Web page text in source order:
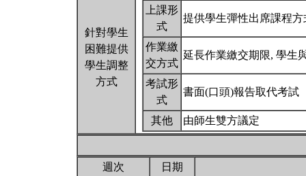
針對學生
困難提供
學生調整
方式
上課形
式
提供學生彈性出席課程方
作業繳
交方式
延長作業繳交期限, 學生
考試形
式
書面(口頭)報告取代考試
其他 由師生雙方議定
週次 日期